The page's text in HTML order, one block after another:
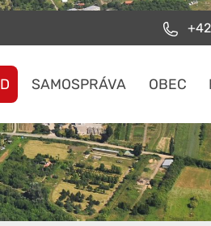
SAMOSPRÁVA OBEC